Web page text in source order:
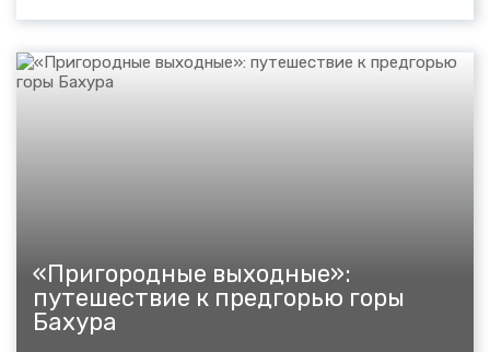
«Мир»...
«Пригородные выходные»:
путешествие к предгорью горы
Бахура